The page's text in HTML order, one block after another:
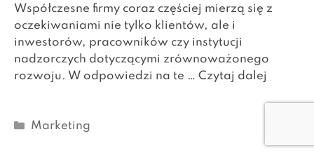
Współczesne firmy coraz częściej mierzą się z
oczekiwaniami nie tylko klientów, ale i
inwestorów, pracowników czy instytucji
nadzorczych dotyczącymi zrównoważonego
rozwoju. W odpowiedzi na te … Czytaj dalej
Kategorie
Marketing